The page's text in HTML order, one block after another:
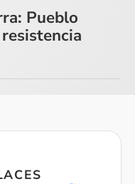
Pueblo